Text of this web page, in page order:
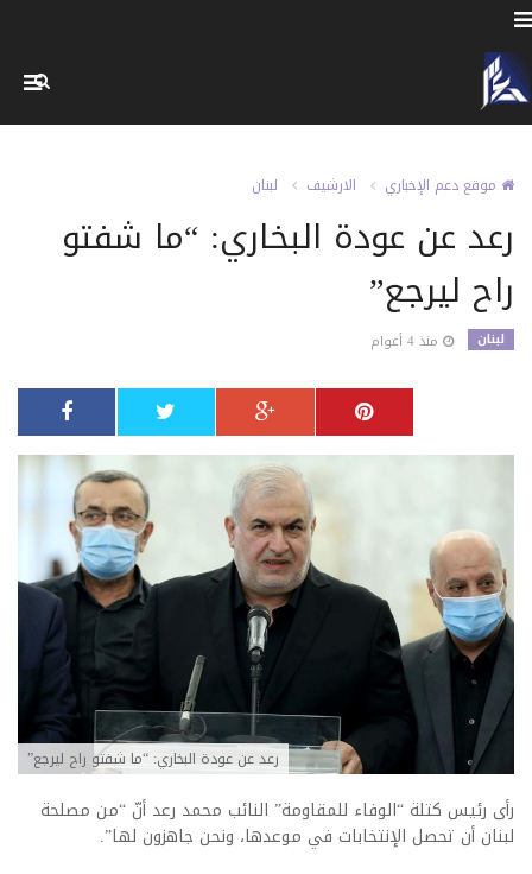
موقع دعم الإخباري الارشيف لبنان
رعد عن عودة البخاري: “ما شفتو
راح ليرجع”
لبنان منذ 4 أعوام
رعد عن عودة البخاري: “ما شفتو راح ليرجع”
رأى رئيس كتلة “الوفاء للمقاومة” النائب محمد رعد أنّ “من مصلحة
لبنان أن تحصل الإنتخابات في موعدها، ونحن جاهزون لها”.